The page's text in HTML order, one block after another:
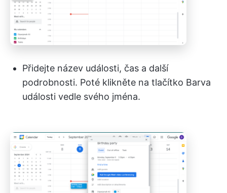
Přidejte název události, čas a další
podrobnosti. Poté klikněte na tlačítko Barva
události vedle svého jména.